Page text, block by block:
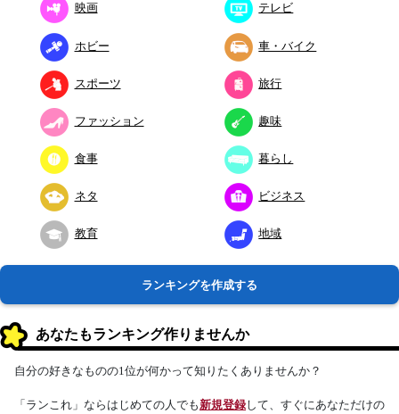
映画 テレビ
ホビー 車・バイク
スポーツ 旅行
ファッション 趣味
食事 暮らし
ネタ ビジネス
教育 地域
ランキングを作成する
あなたもランキング作りませんか
自分の好きなものの1位が何かって知りたくありませんか？
「ランこれ」ならはじめての人でも新規登録して、すぐにあなただけの